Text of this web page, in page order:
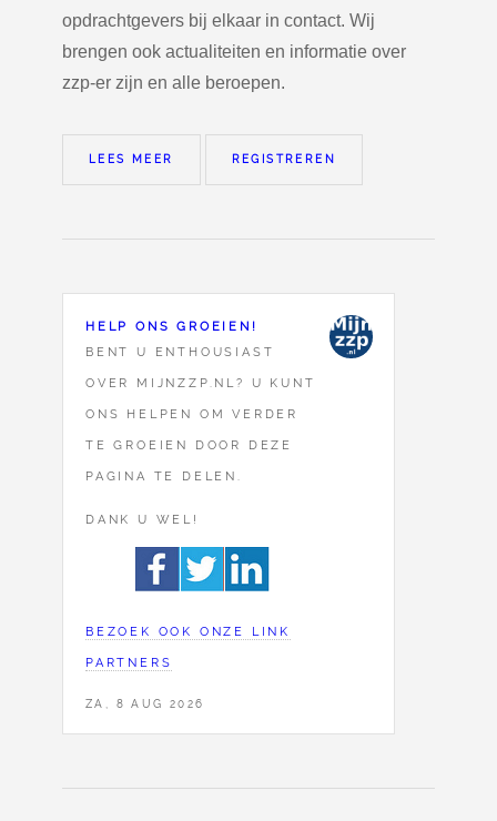
opdrachtgevers bij elkaar in contact. Wij
brengen ook actualiteiten en informatie over
zzp-er zijn en alle beroepen.
LEES MEER REGISTREREN
HELP ONS GROEIEN!
BENT U ENTHOUSIAST
OVER MIJNZZP.NL? U KUNT
ONS HELPEN OM VERDER
TE GROEIEN DOOR DEZE
PAGINA TE DELEN.
DANK U WEL!
BEZOEK OOK ONZE LINK
PARTNERS
ZA, 8 AUG 2026